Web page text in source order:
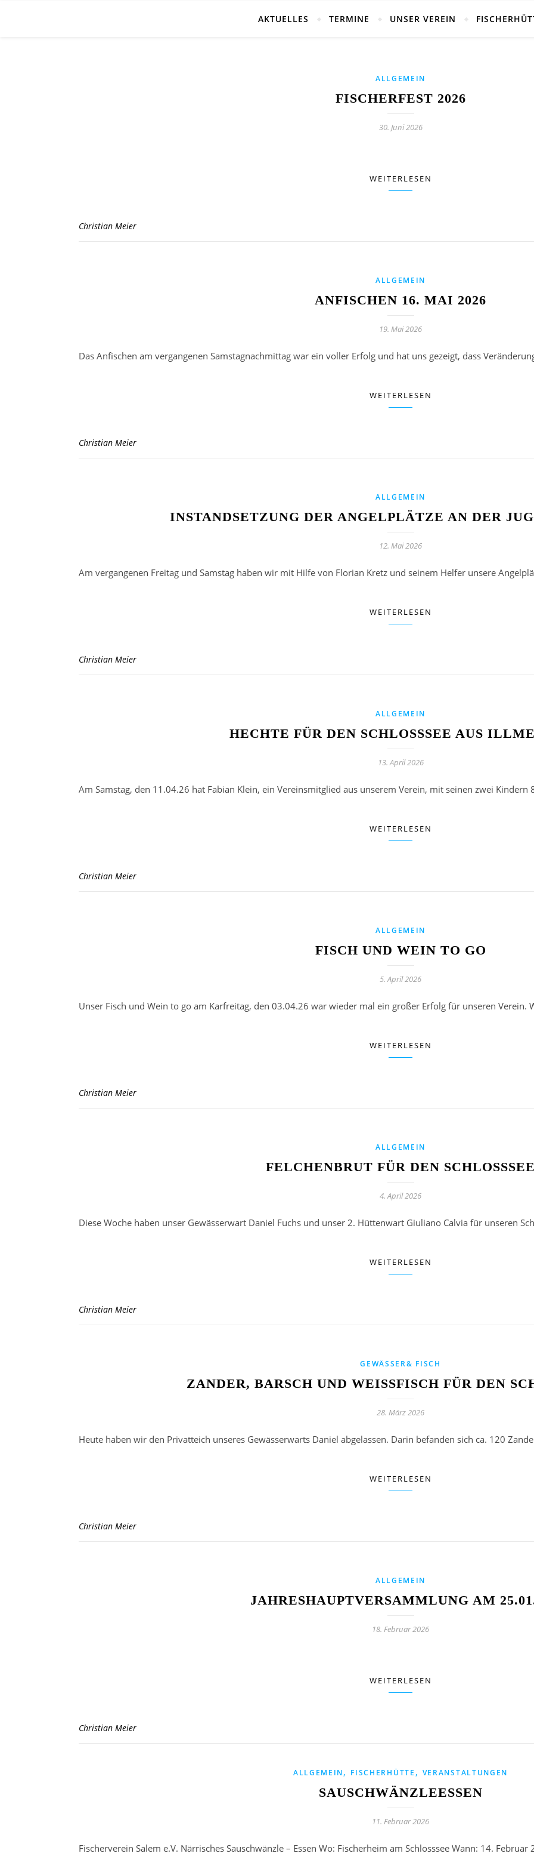
AKTUELLES TERMINE UNSER VEREIN
ALLGEMEIN
FISCHERFEST 2026
30. Juni 2026
WEITERLESEN
Christian Meier
ALLGEMEIN
ANFISCHEN 16. MAI 2026
19. Mai 2026
Das Anfischen am vergangenen Samstagnachmittag war ein voller Erfolg und hat uns gezeigt, dass
WEITERLESEN
Christian Meier
ALLGEMEIN
INSTANDSETZUNG DER ANGELPLÄTZE AN DER
12. Mai 2026
Am vergangenen Freitag und Samstag haben wir mit Hilfe von Florian Kretz und seinem Helfer unsere
WEITERLESEN
Christian Meier
ALLGEMEIN
HECHTE FÜR DEN SCHLOSSSEE AUS
13. April 2026
Am Samstag, den 11.04.26 hat Fabian Klein, ein Vereinsmitglied aus unserem Verein, mit seinen zwei
WEITERLESEN
Christian Meier
ALLGEMEIN
FISCH UND WEIN TO GO
5. April 2026
Unser Fisch und Wein to go am Karfreitag, den 03.04.26 war wieder mal ein großer Erfolg für unseren Verein.
WEITERLESEN
Christian Meier
ALLGEMEIN
FELCHENBRUT FÜR DEN
4. April 2026
Diese Woche haben unser Gewässerwart Daniel Fuchs und unser 2. Hüttenwart Giuliano Calvia für unseren
WEITERLESEN
Christian Meier
GEWÄSSER& FISCH
ZANDER, BARSCH UND WEISSFISCH FÜR DEN
28. März 2026
Heute haben wir den Privatteich unseres Gewässerwarts Daniel abgelassen. Darin befanden sich ca. 120
WEITERLESEN
Christian Meier
ALLGEMEIN
JAHRESHAUPTVERSAMMLUNG AM
18. Februar 2026
WEITERLESEN
Christian Meier
ALLGEMEIN, FISCHERHÜTTE , VERANSTALTUNGEN
SAUSCHWÄNZLEESSEN
11. Februar 2026
Fischerverein Salem e.V. Närrisches Sauschwänzle – Essen Wo: Fischerheim am Schlosssee Wann: 14.